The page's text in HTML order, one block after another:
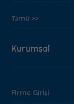
Tümü >>
Kurumsal
Firma Girişi